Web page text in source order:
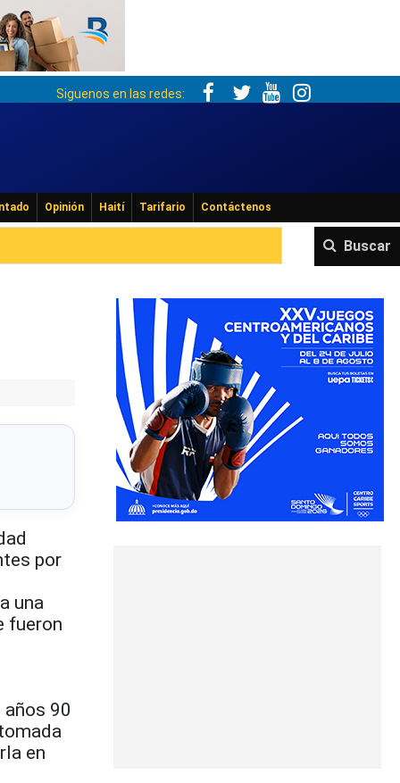
Siguenos en las redes:
Opinión Haití Tarifario Contáctenos
Buscar
por
una
fueron
90
en